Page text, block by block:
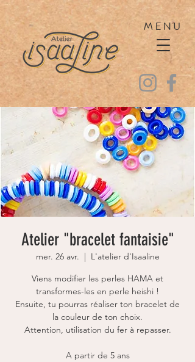
MENU
Atelier "bracelet fantaisie"
mer. 26 avr.
  |
L'atelier d'Isaaline
Viens modifier les perles HAMA et
transformes-les en perle heishi !
Ensuite, tu pourras réaliser ton bracelet de
la couleur de ton choix.
Attention, utilisation du fer à repasser.
A partir de 5 ans